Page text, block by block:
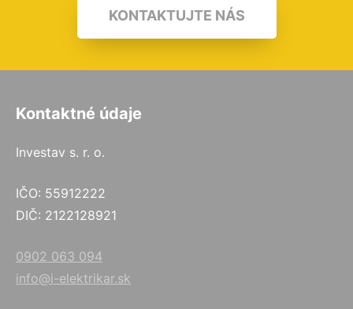
KONTAKTUJTE NÁS
Kontaktné údaje
Investav s. r. o.
IČO: 55912222
DIČ: 2122128921
0902 063 094
info@i-elektrikar.sk